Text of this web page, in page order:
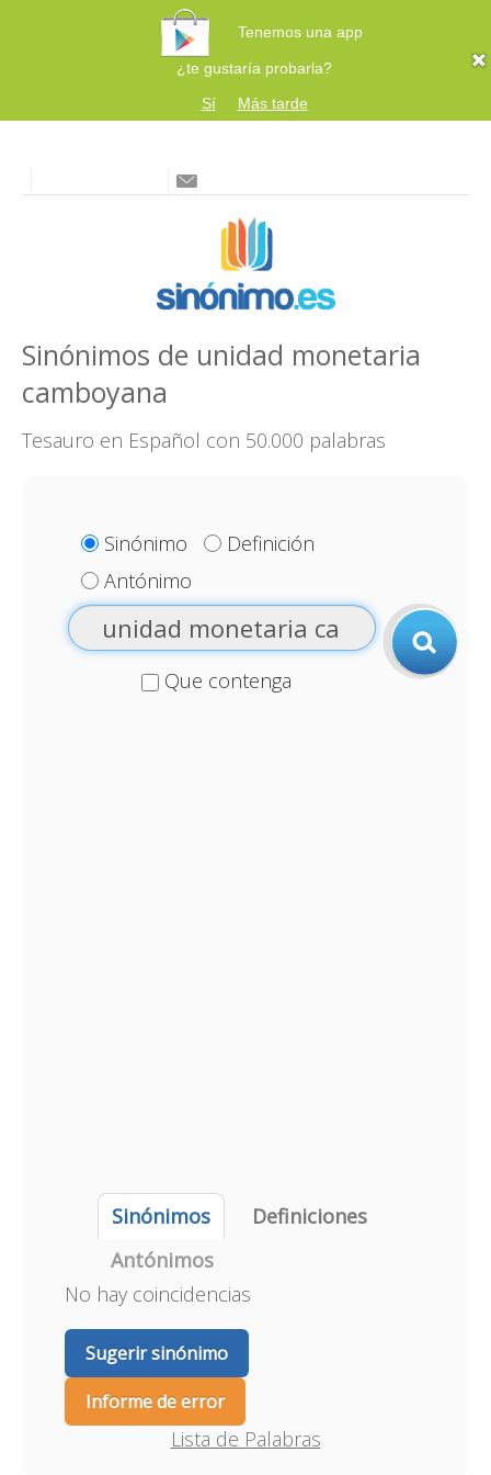
Tenemos una app
¿te gustaría probarla?
Sí
Más tarde
Sinónimos de unidad monetaria
camboyana
Tesauro en Español con 50.000 palabras
Sinónimo
Definición
Antónimo
Que contenga
Sinónimos
Definiciones
Antónimos
No hay coincidencias
Sugerir sinónimo
Informe de error
Lista de Palabras